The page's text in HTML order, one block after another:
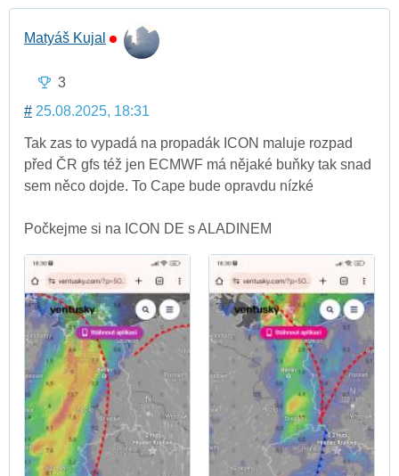
Matyáš Kujal
3
# 25.08.2025, 18:31
Tak zas to vypadá na propadák ICON maluje rozpad
před ČR gfs též jen ECMWF má nějaké buňky tak snad
sem něco dojde. To Cape bude opravdu nízké
Počkejme si na ICON DE s ALADINEM